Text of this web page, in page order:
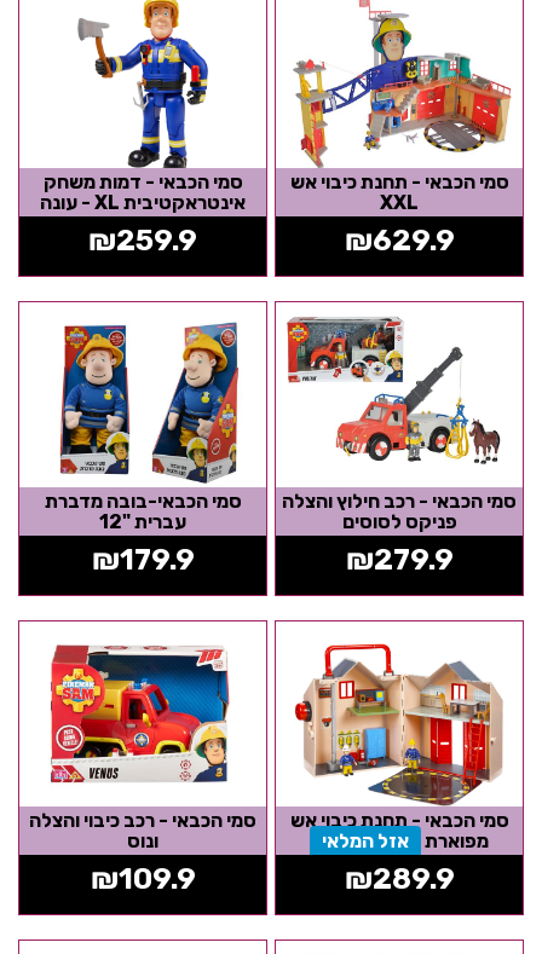
סמי הכבאי - תחנת כיבוי אש
XXL
₪629.9
סמי הכבאי - דמות משחק
אינטראקטיבית XL - עונה
חדשה
₪259.9
סמי הכבאי - רכב חילוץ והצלה
פניקס לסוסים
₪279.9
סמי הכבאי-בובה מדברת
עברית "12
₪179.9
סמי הכבאי - תחנת כיבוי אש
מפוארת
אזל המלאי
₪289.9
סמי הכבאי - רכב כיבוי והצלה
ונוס
₪109.9